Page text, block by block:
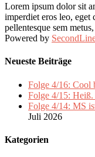
Lorem ipsum dolor sit
imperdiet eros leo, eget
pellentesque sem
Powered by
Neueste Beiträge
Folge 4/16: Cool
Folge 4/15:
Folge 4/14: MS
Juli 2026
Kategorien